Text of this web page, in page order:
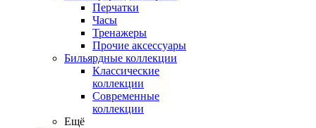
Перчатки
Часы
Тренажеры
Прочие аксессуары
Бильярдные коллекции
Классические
коллекции
Современные
коллекции
Ещё